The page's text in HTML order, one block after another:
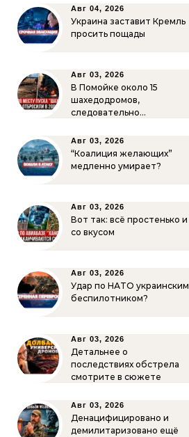
Авг 04, 2026
Украина заставит Кремль
просить пощады
Авг 03, 2026
В Помойке около 15
шахедодромов,
следовательно…
Авг 03, 2026
“Коалиция желающих”
медленно умирает?
Авг 03, 2026
Вот так: всё простенько и
со вкусом
Авг 03, 2026
Удар по НАТО украинским
беспилотником?
Авг 03, 2026
Детальнее о
последствиях обстрела
смотрите в сюжете
Авг 03, 2026
Денацифицировано и
демилитаризовано ещё